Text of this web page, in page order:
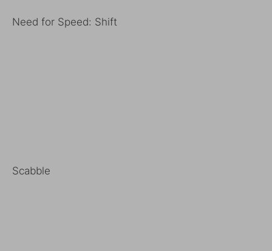
Need for Speed: Shift
Scabble